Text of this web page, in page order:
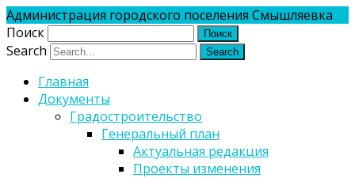
Администрация городского поселения Смышляевка
Поиск
Search
Главная
Документы
Градостроительство
Генеральный план
Актуальная редакция
Проекты изменения